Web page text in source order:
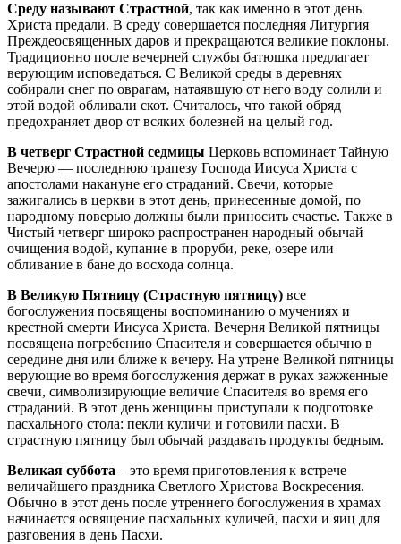
Среду называют Страстной, так как именно в этот день
Христа предали. В среду совершается последняя Литургия
Преждеосвященных даров и прекращаются великие поклоны.
Традиционно после вечерней службы батюшка предлагает
верующим исповедаться. С Великой среды в деревнях
собирали снег по оврагам, натаявшую от него воду солили и
этой водой обливали скот. Считалось, что такой обряд
предохраняет двор от всяких болезней на целый год.
В четверг Страстной седмицы Церковь вспоминает Тайную
Вечерю — последнюю трапезу Господа Иисуса Христа с
апостолами накануне его страданий. Свечи, которые
зажигались в церкви в этот день, принесенные домой, по
народному поверью должны были приносить счастье. Также в
Чистый четверг широко распространен народный обычай
очищения водой, купание в проруби, реке, озере или
обливание в бане до восхода солнца.
В Великую Пятницу (Страстную пятницу) все
богослужения посвящены воспоминанию о мучениях и
крестной смерти Иисуса Христа. Вечерня Великой пятницы
посвящена погребению Спасителя и совершается обычно в
середине дня или ближе к вечеру. На утрене Великой пятницы
верующие во время богослужения держат в руках зажженные
свечи, символизирующие величие Спасителя во время его
страданий. В этот день женщины приступали к подготовке
пасхального стола: пекли куличи и готовили пасхи. В
страстную пятницу был обычай раздавать продукты бедным.
Великая суббота – это время приготовления к встрече
величайшего праздника Светлого Христова Воскресения.
Обычно в этот день после утреннего богослужения в храмах
начинается освящение пасхальных куличей, пасхи и яиц для
разговения в день Пасхи.